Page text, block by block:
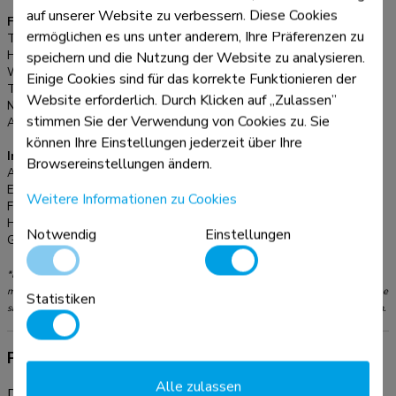
Funktionalität
Typ:
Neigen
Höhenverstellung:
7,8-12,4 cm
Weiteneinstellung:
22,3 cm
Tiefeneinstellung:
Neigung (Grad):
36°
Anpassungstyp:
Manuell
Informationen
Artikelnummer:
NSLS085GREY
EAN:
8717371448295
Farbe:
Grau
Hauptmaterial:
Garantie:
*Bitte beachten: Die angegebenen Zollgrößen sind nur ein Anhaltspunkt, kombiniert
mit dem Gewicht und den VESA-Größen. Das maximale Gewicht und die VESA-Größe
sind absolute Beschränkungen für die Produkte und sollten nicht überschritten werden.
Produktinformationen
auf unserer Website zu verbessern. Diese Cookies
ermöglichen es uns unter anderem, Ihre Präferenzen zu
speichern und die Nutzung der Website zu analysieren.
Einige Cookies sind für das korrekte Funktionieren der
Website erforderlich. Durch Klicken auf „Zulassen”
stimmen Sie der Verwendung von Cookies zu. Sie
können Ihre Einstellungen jederzeit über Ihre
Browsereinstellungen ändern.
Weitere Informationen zu Cookies
Notwendig
Einstellungen
Statistiken
Alle zulassen